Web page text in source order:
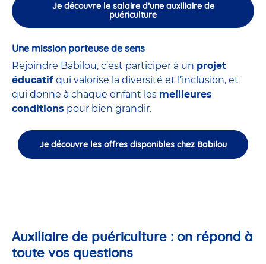
Je découvre le salaire d’une auxiliaire de
puériculture
Une mission porteuse de sens
Rejoindre Babilou, c’est participer à un projet
éducatif qui valorise la diversité et l’inclusion, et
qui donne à chaque enfant les meilleures
conditions pour bien grandir.
Je découvre les offres disponibles chez Babilou
Auxiliaire de puériculture : on répond à
toute vos questions